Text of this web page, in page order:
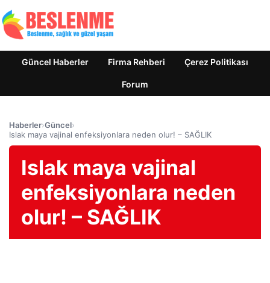
Güncel Haberler Firma Rehberi Çerez Politikası
Forum
Haberler›Güncel›
Islak maya vajinal enfeksiyonlara neden olur! – SAĞLIK
Islak maya vajinal
enfeksiyonlara neden
olur! – SAĞLIK